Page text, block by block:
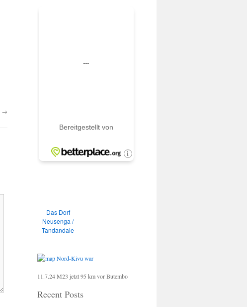
→
Das Dorf
Neusenga /
Tandandale
11.7.24 M23 jetzt 95 km vor Butembo
Recent Posts